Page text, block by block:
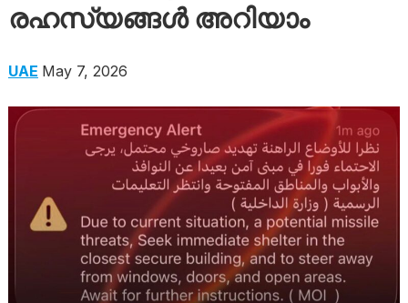
രഹസ്യങ്ങൾ അറിയാം
UAE May 7, 2026